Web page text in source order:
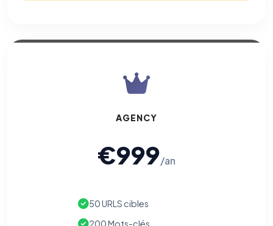
AGENCY
€999/an
50 URLS cibles
200 Mots-clés